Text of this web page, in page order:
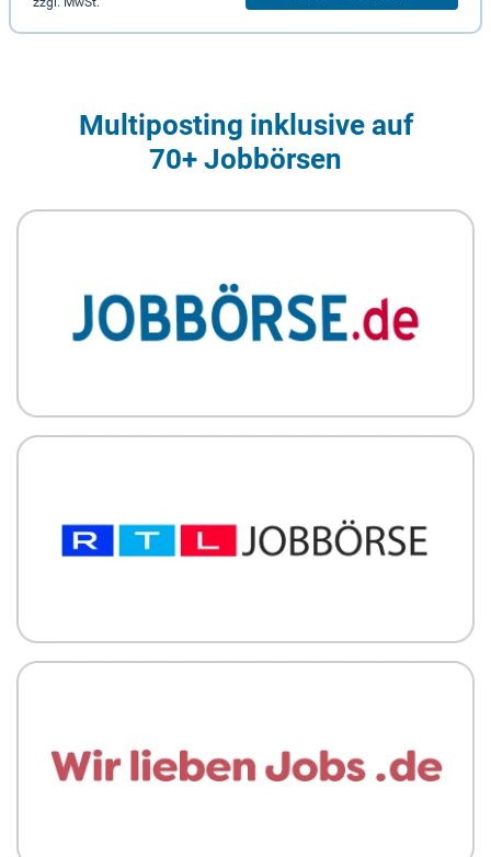
Multiposting inklusive auf
70+ Jobbörsen